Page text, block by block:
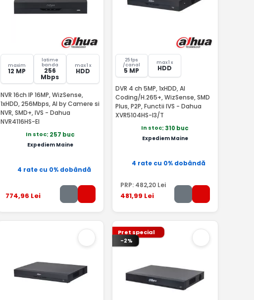
maxim
12 MP
latime
banda
256
Mbps
max 1 x
HDD
NVR 16ch IP 16MP, WizSense,
1xHDD, 256Mbps, AI by Camere si
NVR, SMD+, IVS - Dahua
NVR4116HS-EI
In stoc: 257 buc
Expediem Maine
4 rate cu 0% dobândă
774,96 Lei
25 fps
/canal
5 MP
max 1 x
HDD
DVR 4 ch 5MP, 1xHDD, AI
Coding/H.265+, WizSense, SMD
Plus, P2P, Functii IVS - Dahua
XVR5104HS-I3/T
In stoc: 310 buc
Expediem Maine
4 rate cu 0% dobândă
PRP: 482,20Lei
481,99 Lei
Pret special
-2%